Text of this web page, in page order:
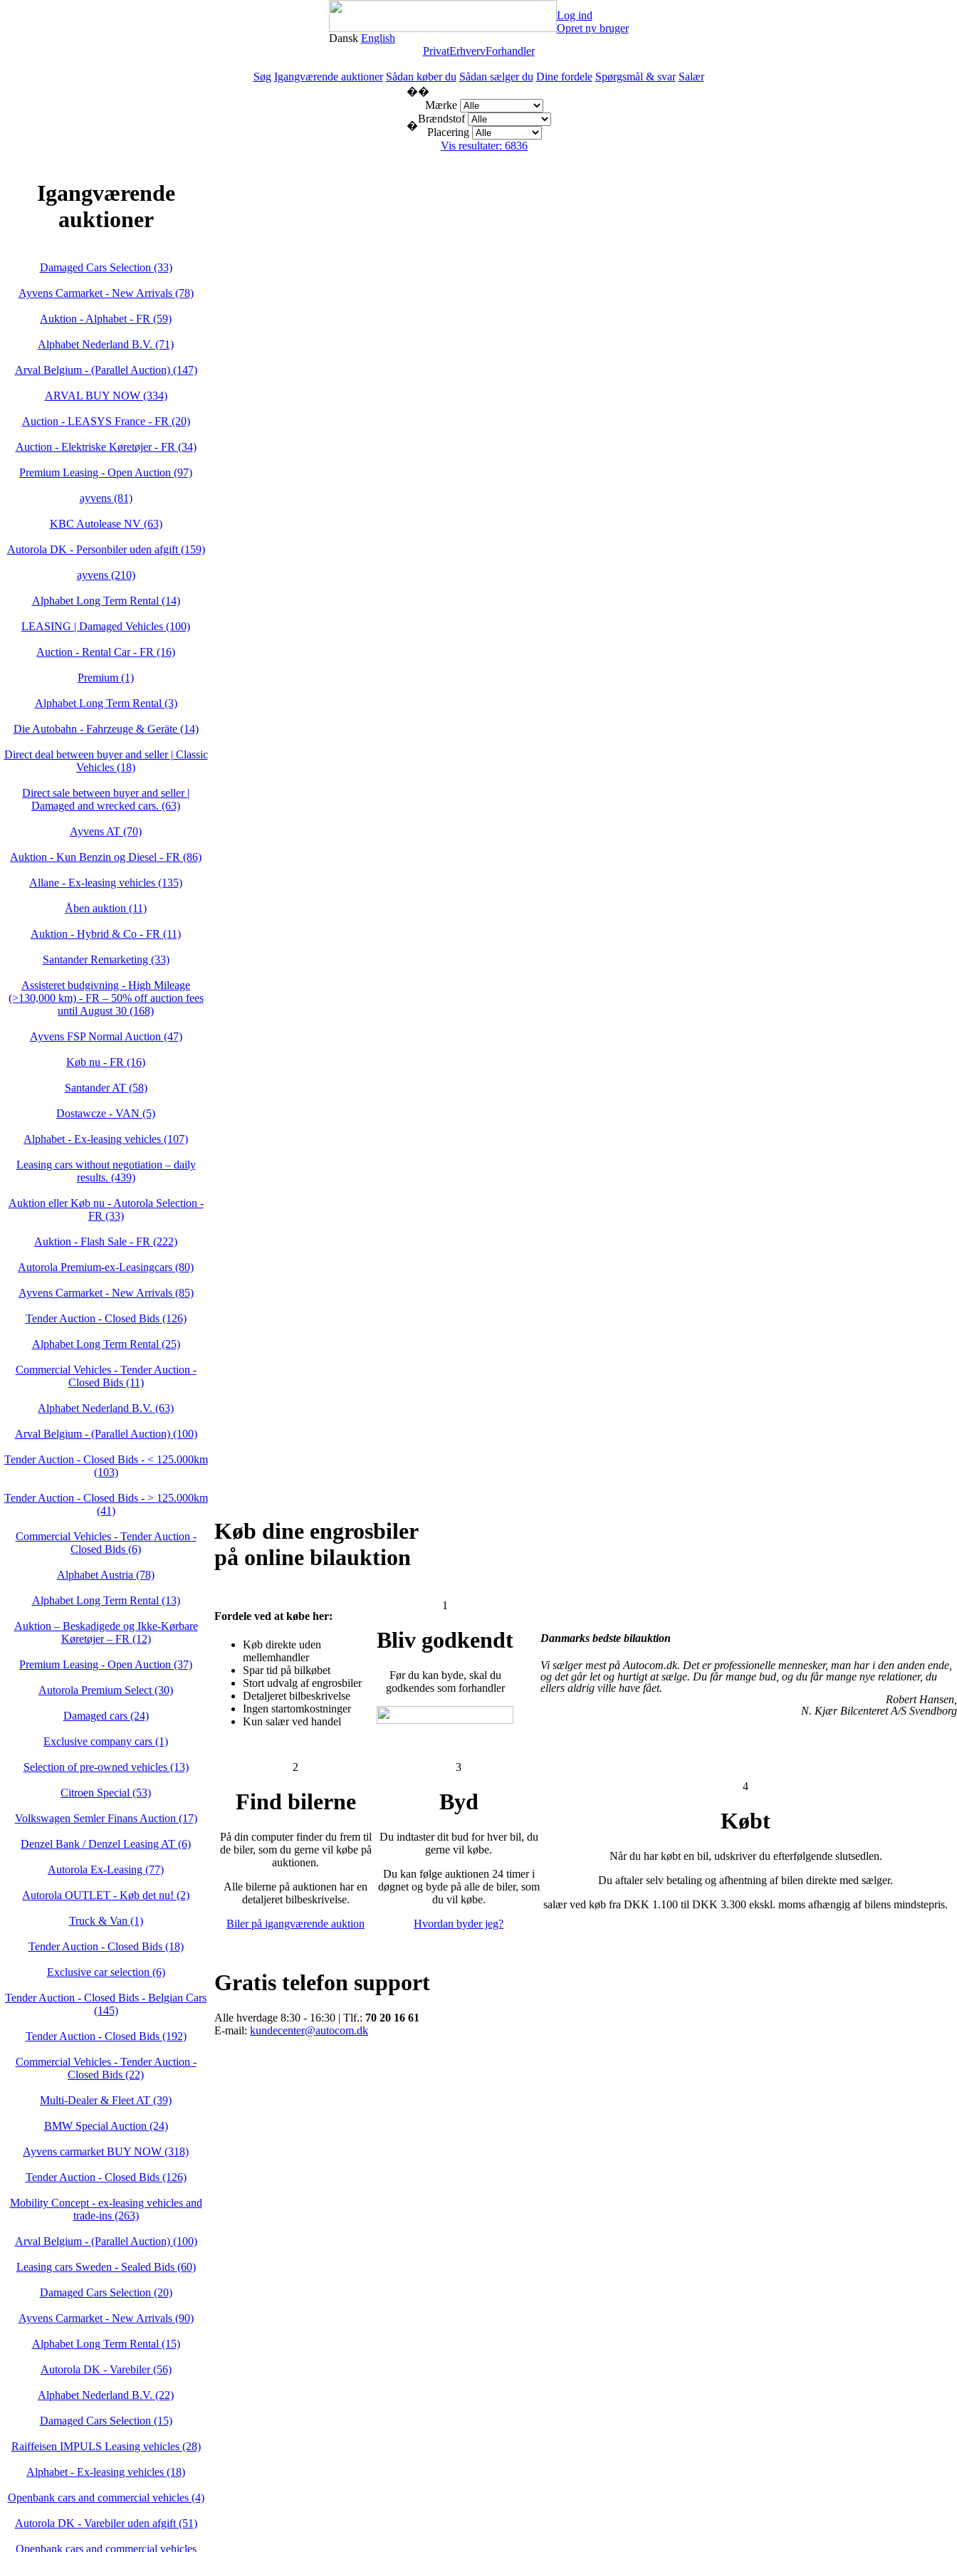
Dansk English
Log ind
Opret ny bruger
PrivatErhvervForhandler
Søg Igangværende auktioner Sådan køber du Sådan sælger du Dine fordele Spørgsmål & svar Salær
��
�
Mærke
Brændstof
Placering
Vis resultater: 6836
Igangværende
auktioner
Damaged Cars Selection (33)
Ayvens Carmarket - New Arrivals (78)
Auktion - Alphabet - FR (59)
Alphabet Nederland B.V. (71)
Arval Belgium - (Parallel Auction) (147)
ARVAL BUY NOW (334)
Auction - LEASYS France - FR (20)
Auction - Elektriske Køretøjer - FR (34)
Premium Leasing - Open Auction (97)
ayvens (81)
KBC Autolease NV (63)
Autorola DK - Personbiler uden afgift (159)
ayvens (210)
Alphabet Long Term Rental (14)
LEASING | Damaged Vehicles (100)
Auction - Rental Car - FR (16)
Premium (1)
Alphabet Long Term Rental (3)
Die Autobahn - Fahrzeuge & Geräte (14)
Direct deal between buyer and seller | Classic
Vehicles (18)
Direct sale between buyer and seller |
Damaged and wrecked cars. (63)
Ayvens AT (70)
Auktion - Kun Benzin og Diesel - FR (86)
Allane - Ex-leasing vehicles (135)
Åben auktion (11)
Auktion - Hybrid & Co - FR (11)
Santander Remarketing (33)
Assisteret budgivning - High Mileage
(>130,000 km) - FR – 50% off auction fees
until August 30 (168)
Ayvens FSP Normal Auction (47)
Køb nu - FR (16)
Santander AT (58)
Dostawcze - VAN (5)
Alphabet - Ex-leasing vehicles (107)
Leasing cars without negotiation – daily
results. (439)
Auktion eller Køb nu - Autorola Selection -
FR (33)
Auktion - Flash Sale - FR (222)
Autorola Premium-ex-Leasingcars (80)
Ayvens Carmarket - New Arrivals (85)
Tender Auction - Closed Bids (126)
Alphabet Long Term Rental (25)
Commercial Vehicles - Tender Auction -
Closed Bids (11)
Alphabet Nederland B.V. (63)
Arval Belgium - (Parallel Auction) (100)
Tender Auction - Closed Bids - < 125.000km
(103)
Tender Auction - Closed Bids - > 125.000km
(41)
Commercial Vehicles - Tender Auction -
Closed Bids (6)
Alphabet Austria (78)
Alphabet Long Term Rental (13)
Auktion – Beskadigede og Ikke‑Kørbare
Køretøjer – FR (12)
Premium Leasing - Open Auction (37)
Autorola Premium Select (30)
Damaged cars (24)
Exclusive company cars (1)
Selection of pre-owned vehicles (13)
Citroen Special (53)
Volkswagen Semler Finans Auction (17)
Denzel Bank / Denzel Leasing AT (6)
Autorola Ex-Leasing (77)
Autorola OUTLET - Køb det nu! (2)
Truck & Van (1)
Tender Auction - Closed Bids (18)
Exclusive car selection (6)
Tender Auction - Closed Bids - Belgian Cars
(145)
Tender Auction - Closed Bids (192)
Commercial Vehicles - Tender Auction -
Closed Bids (22)
Multi-Dealer & Fleet AT (39)
BMW Special Auction (24)
Ayvens carmarket BUY NOW (318)
Tender Auction - Closed Bids (126)
Mobility Concept - ex-leasing vehicles and
trade-ins (263)
Arval Belgium - (Parallel Auction) (100)
Leasing cars Sweden - Sealed Bids (60)
Damaged Cars Selection (20)
Ayvens Carmarket - New Arrivals (90)
Alphabet Long Term Rental (15)
Autorola DK - Varebiler (56)
Alphabet Nederland B.V. (22)
Damaged Cars Selection (15)
Raiffeisen IMPULS Leasing vehicles (28)
Alphabet - Ex-leasing vehicles (18)
Openbank cars and commercial vehicles (4)
Autorola DK - Varebiler uden afgift (51)
Openbank cars and commercial vehicles
Køb dine engrosbiler
på online bilauktion
Fordele ved at købe her:
Køb direkte uden
mellemhandler
Spar tid på bilkøbet
Stort udvalg af engrosbiler
Detaljeret bilbeskrivelse
Ingen startomkostninger
Kun salær ved handel
1
Bliv godkendt
Før du kan byde, skal du
godkendes som forhandler
Danmarks bedste bilauktion
Vi sælger mest på Autocom.dk. Det er professionelle mennesker, man har i den anden ende,
og det går let og hurtigt at sælge. Du får mange bud, og du får mange nye relationer, du
ellers aldrig ville have fået.
Robert Hansen,
N. Kjær Bilcenteret A/S Svendborg
2
Find bilerne
På din computer finder du frem til
de biler, som du gerne vil købe på
auktionen.
Alle bilerne på auktionen har en
detaljeret bilbeskrivelse.
Biler på igangværende auktion
3
Byd
Du indtaster dit bud for hver bil, du
gerne vil købe.
Du kan følge auktionen 24 timer i
døgnet og byde på alle de biler, som
du vil købe.
Hvordan byder jeg?
4
Købt
Når du har købt en bil, udskriver du efterfølgende slutsedlen.
Du aftaler selv betaling og afhentning af bilen direkte med sælger.
salær ved køb fra DKK 1.100 til DKK 3.300 ekskl. moms afhængig af bilens mindstepris.
Gratis telefon support
Alle hverdage 8:30 - 16:30 | Tlf.: 70 20 16 61
E-mail: kundecenter@autocom.dk